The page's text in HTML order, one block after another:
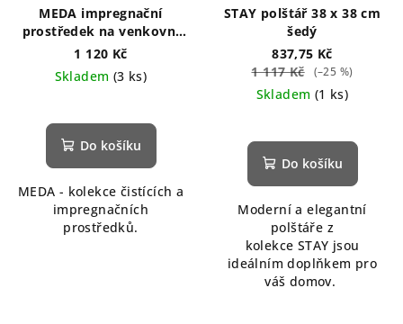
MEDA impregnační
prostředek na venkovní
textil
1 120 Kč
Skladem (3 ks)
Do košíku
MEDA - kolekce čistících a
impregnačních
prostředků.
STAY polštář 38 x 38 cm
šedý
837,75 Kč
1 117 Kč
(–25 %)
Skladem (1 ks)
Do košíku
Moderní a elegantní
polštáře z
kolekce STAY jsou
ideálním doplňkem pro
váš domov.